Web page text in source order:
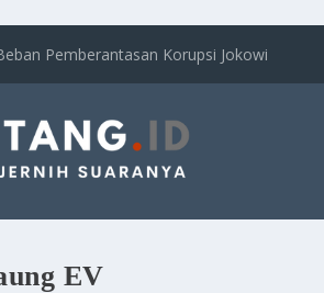
Pemberantasan Korupsi Jokowi
EV